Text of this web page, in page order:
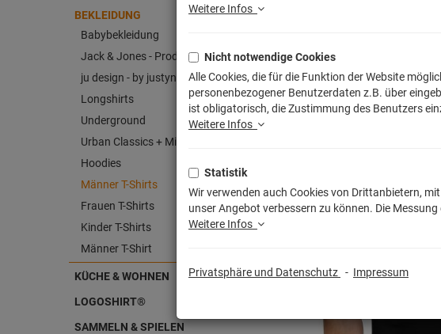
BEKLEIDUNG
Babybekleidung
Jack & Jones - Produkt
ju design - by justyna weitz
Longshirts
Underground
Urban Classics + Mister Tee
Hoodies
Männer T-Shirts
Frauen T-Shirts
Kinder T-Shirts
Männer T-Shirt
KÜCHE & WOHNEN
LOGOSHIRT®
SAMMELN & SPIELEN
Artikelnummer: TLM2380
Weitere Infos
Nicht notwendige Cookies
Alle Cookies, die für die Funktion der Website
personenbezogener Benutzerdaten z.B. über
ist obligatorisch, die Zustimmung des Benutzers
Weitere Infos
Statistik
Wir verwenden auch Cookies von Drittanbietern,
unser Angebot verbessern zu können. Die
Weitere Infos
Privatsphäre und Datenschutz - Impressum